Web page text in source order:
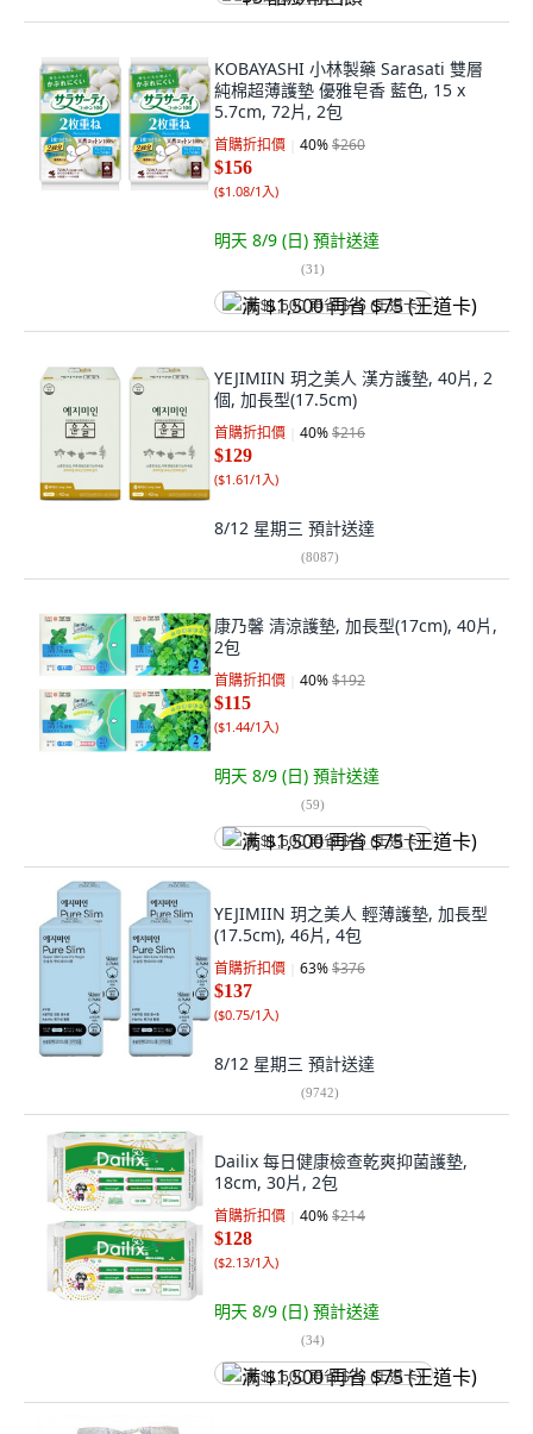
KOBAYASHI 小林製藥 Sarasati 雙層
純棉超薄護墊 優雅皂香 藍色, 15 x
5.7cm, 72片, 2包
首購折扣價 40%$260
$156
($1.08/1入)
明天 8/9 (日) 預計送達
(31)
满 $1,500 再省 $75 (王道卡)
YEJIMIIN 玥之美人 漢方護墊, 40片, 2
個, 加長型(17.5cm)
首購折扣價 40%$216
$129
($1.61/1入)
8/12 星期三 預計送達
(8087)
康乃馨 清涼護墊, 加長型(17cm), 40片,
2包
首購折扣價 40%$192
$115
($1.44/1入)
明天 8/9 (日) 預計送達
(59)
满 $1,500 再省 $75 (王道卡)
YEJIMIIN 玥之美人 輕薄護墊, 加長型
(17.5cm), 46片, 4包
首購折扣價 63%$376
$137
($0.75/1入)
8/12 星期三 預計送達
(9742)
Dailix 每日健康檢查乾爽抑菌護墊,
18cm, 30片, 2包
首購折扣價 40%$214
$128
($2.13/1入)
明天 8/9 (日) 預計送達
(34)
满 $1,500 再省 $75 (王道卡)